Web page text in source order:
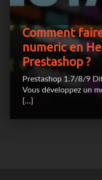
Comment
numeric en
Prestashop ?
Prestashop 1.7/8/9
Vous développez un
[…]